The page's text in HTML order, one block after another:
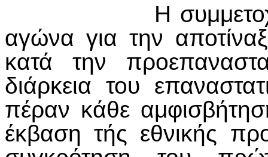
Η
αγώνα για την
κατά την
διάρκεια του
πέραν κάθε
έκβαση τής εθνικής